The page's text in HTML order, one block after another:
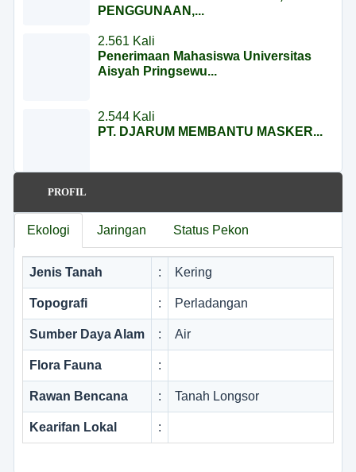
PENGGUNAAN,...
2.561 Kali
Penerimaan Mahasiswa Universitas
Aisyah Pringsewu...
2.544 Kali
PT. DJARUM MEMBANTU MASKER...
PENANGGULANGAN COVID-19...
2.527 Kali
PERMEN PUPR RI NOMOR
28/PRT/M/2016 TENTANG PEDOMAN...
2.465 Kali
Musyawarah Khusus Penetapan KPM
PROFIL
Ekologi Jaringan Status Pekon
Jenis Tanah : Kering
Topografi : Perladangan
Sumber Daya Alam : Air
Flora Fauna :
Rawan Bencana : Tanah Longsor
Kearifan Lokal :